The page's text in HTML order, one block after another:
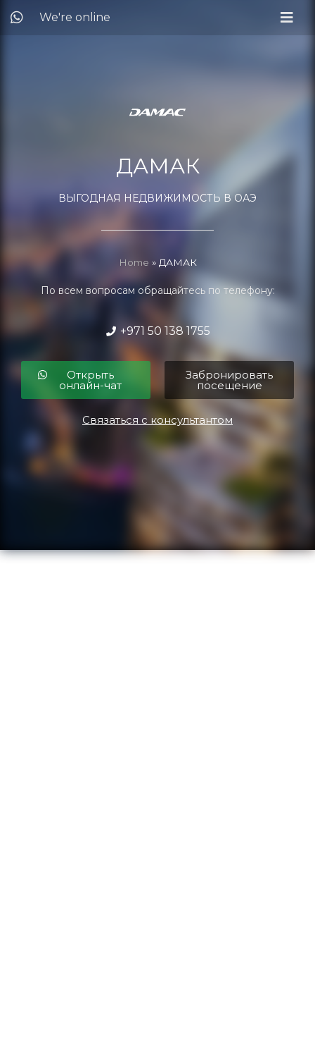
We're online
ДАМАК
ВЫГОДНАЯ НЕДВИЖИМОСТЬ В ОАЭ
Home » ДАМАК
По всем вопросам обращайтесь по телефону:
+971 50 138 1755
Открыть
онлайн-чат
Забронировать
посещение
Связаться с консультантом